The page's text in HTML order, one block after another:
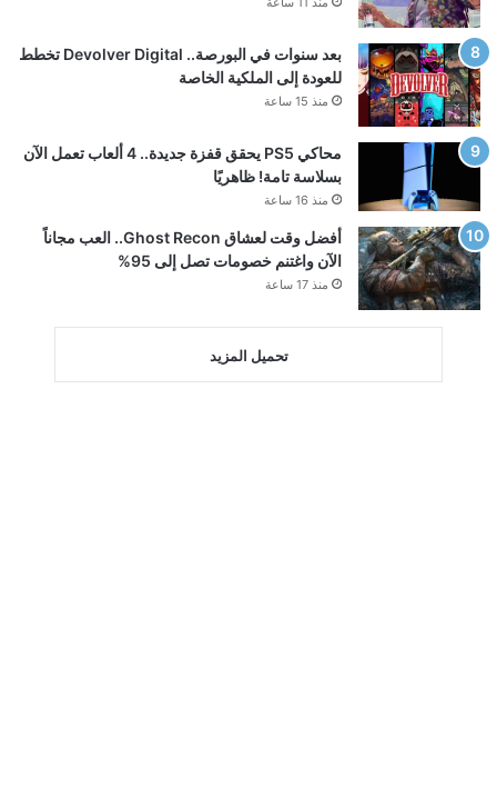
بعد سنوات في البورصة.. Devolver Digital تخطط
للعودة إلى الملكية الخاصة
منذ 15 ساعة
محاكي PS5 يحقق قفزة جديدة.. 4 ألعاب تعمل الآن
بسلاسة تامة! ظاهريًا
منذ 16 ساعة
أفضل وقت لعشاق Ghost Recon.. العب مجاناً
الآن واغتنم خصومات تصل إلى 95%
منذ 17 ساعة
تحميل المزيد